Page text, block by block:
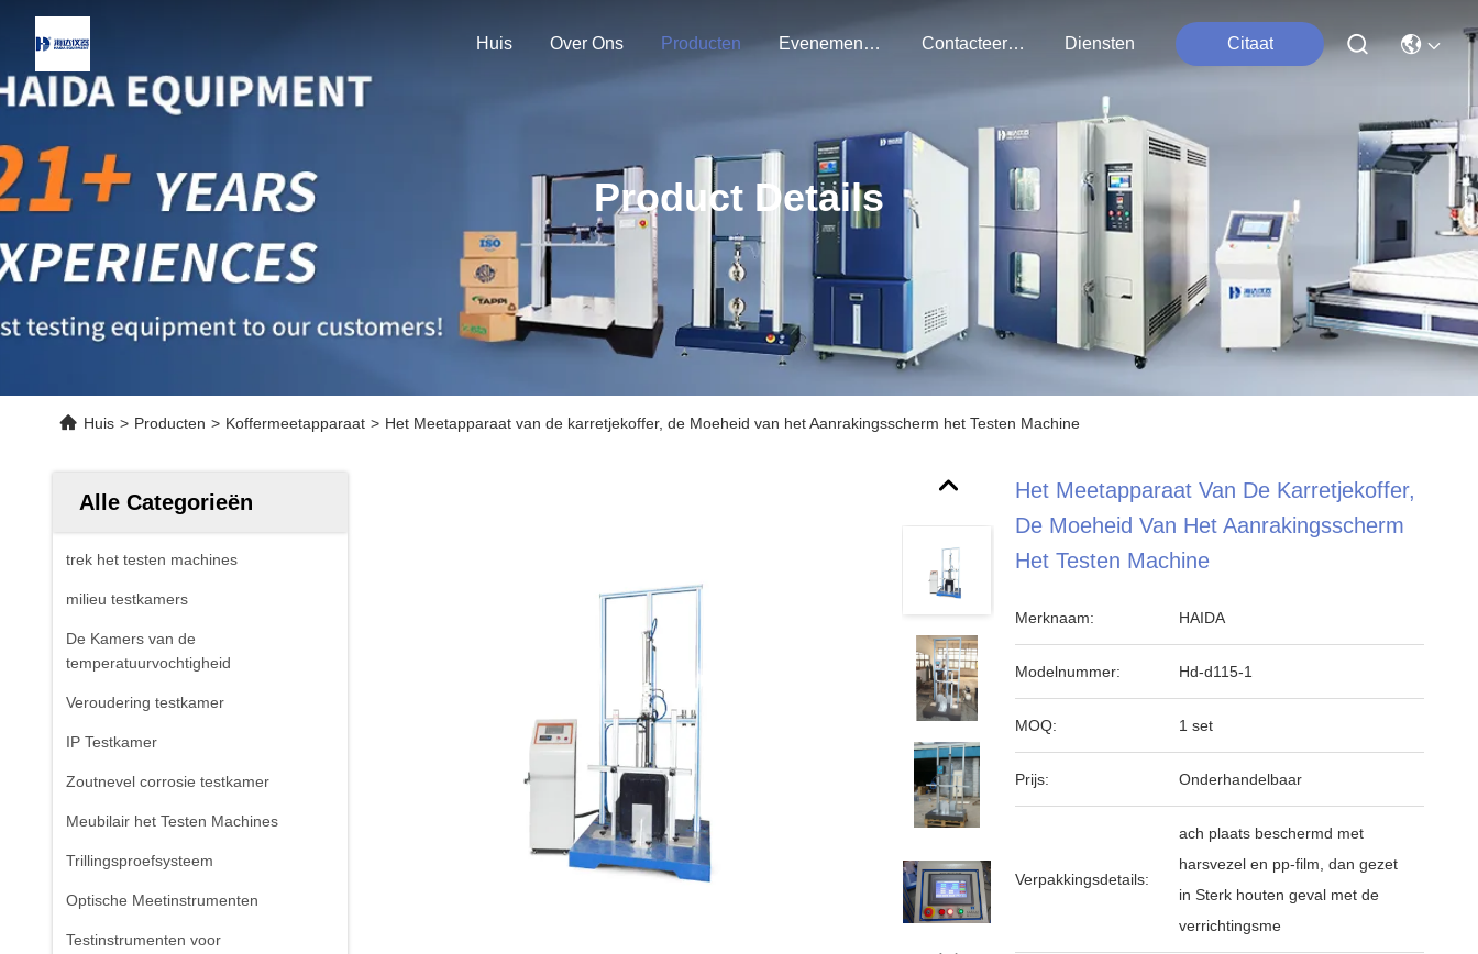
Huis Over Ons Producten Evenementen Contacteer Ons Diensten Citaat
Product Details
Huis > Producten > Koffermeetapparaat > Het Meetapparaat van de karretjekoffer, de Moeheid van het Aanrakingsscherm het Testen Machine
Alle Categorieën
trek het testen machines
milieu testkamers
De Kamers van de
temperatuurvochtigheid
Veroudering testkamer
IP Testkamer
Zoutnevel corrosie testkamer
Meubilair het Testen Machines
Trillingsproefsysteem
Optische Meetinstrumenten
Testinstrumenten voor
Het Meetapparaat Van De Karretjekoffer,
De Moeheid Van Het Aanrakingsscherm
Het Testen Machine
Merknaam: HAIDA
Modelnummer: Hd-d115-1
MOQ: 1 set
Prijs: Onderhandelbaar
Verpakkingsdetails:
ach plaats beschermd met
harsvezel en pp-film, dan gezet
in Sterk houten geval met de
verrichtingsme